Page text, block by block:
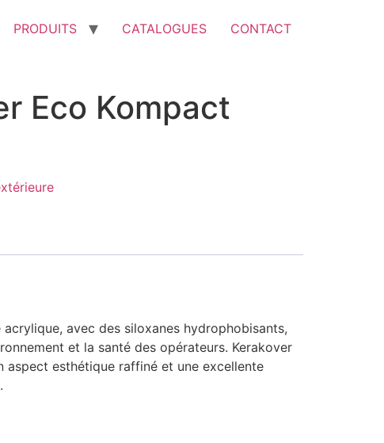
PRODUITS CATALOGUES CONTACT
Eco Kompact
avec des siloxanes hydrophobisants,
et la santé des opérateurs. Kerakover
aspect esthétique raffiné et une excellente